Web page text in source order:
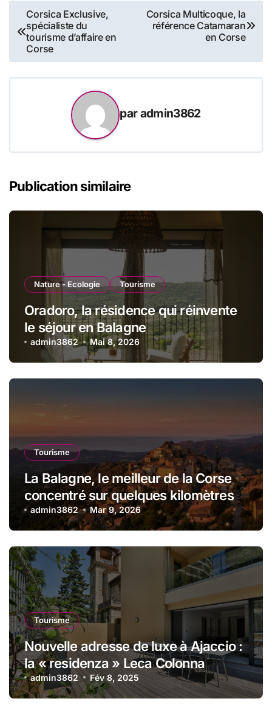
Navigation
de
l’article
Corsica Exclusive,
spécialiste du
tourisme d’affaire en
Corse
Corsica Multicoque, la
référence Catamaran
en Corse
paradmin3862
Publication similaire
Nature - Ecologie Tourisme
Oradoro, la résidence qui réinvente
le séjour en Balagne
admin3862 Mai 8, 2026
Tourisme
La Balagne, le meilleur de la Corse
concentré sur quelques kilomètres
admin3862 Mar 9, 2026
Tourisme
Nouvelle adresse de luxe à Ajaccio :
la « residenza » Leca Colonna
admin3862 Fév 8, 2025